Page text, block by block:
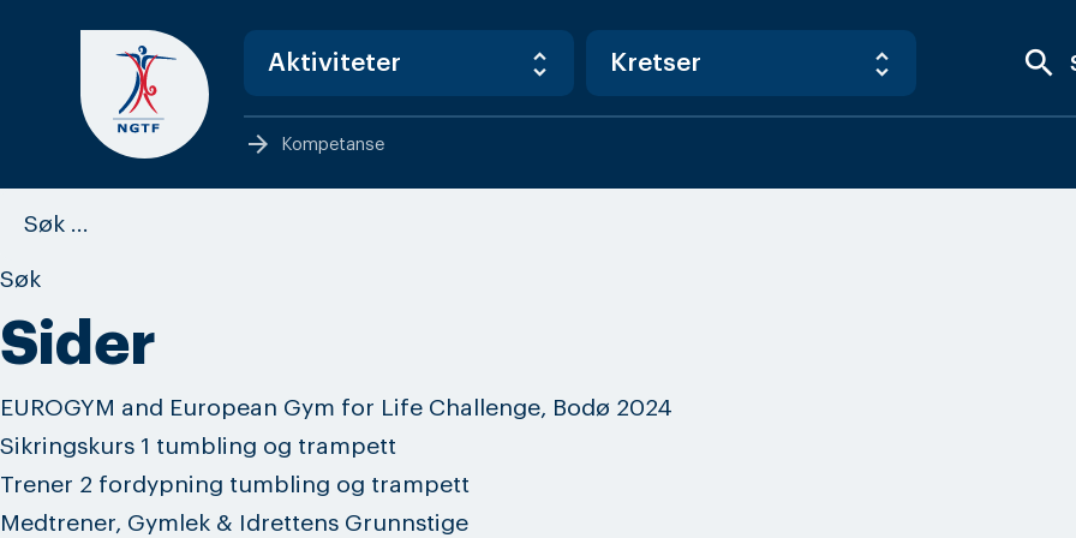
content
search
arrow_forward Kompetanse
Sider
EUROGYM and European Gym for Life Challenge, Bodø 2024
Sikringskurs 1 tumbling og trampett
Trener 2 fordypning tumbling og trampett
Medtrener, Gymlek & Idrettens Grunnstige